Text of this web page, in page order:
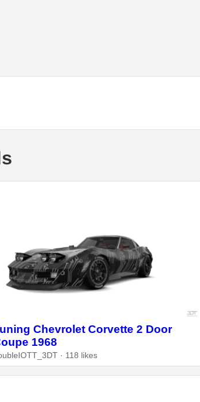
Chevrolet Corvette 2 Door
1968
· 118 likes